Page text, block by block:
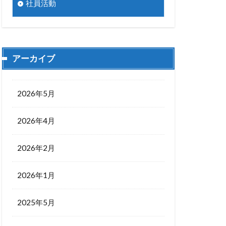
社員活動
アーカイブ
2026年5月
2026年4月
2026年2月
2026年1月
2025年5月